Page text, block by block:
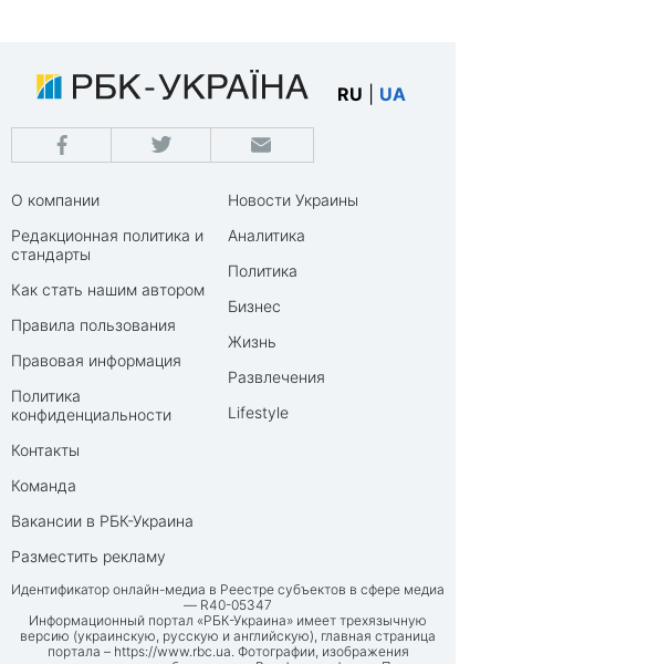
RU UA
О компании
Редакционная политика и
стандарты
Как стать нашим автором
Правила пользования
Правовая информация
Политика
конфиденциальности
Контакты
Команда
Вакансии в РБК-Украина
Разместить рекламу
Новости Украины
Аналитика
Политика
Бизнес
Жизнь
Развлечения
Lifestyle
Идентификатор онлайн-медиа в Реестре субъектов в сфере медиа
— R40-05347
Информационный портал «РБК-Украина» имеет трехязычную
версию (украинскую, русскую и английскую), главная страница
портала – https://www.rbc.ua. Фотографии, изображения